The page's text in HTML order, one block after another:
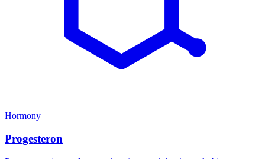
Hormony
Progesteron